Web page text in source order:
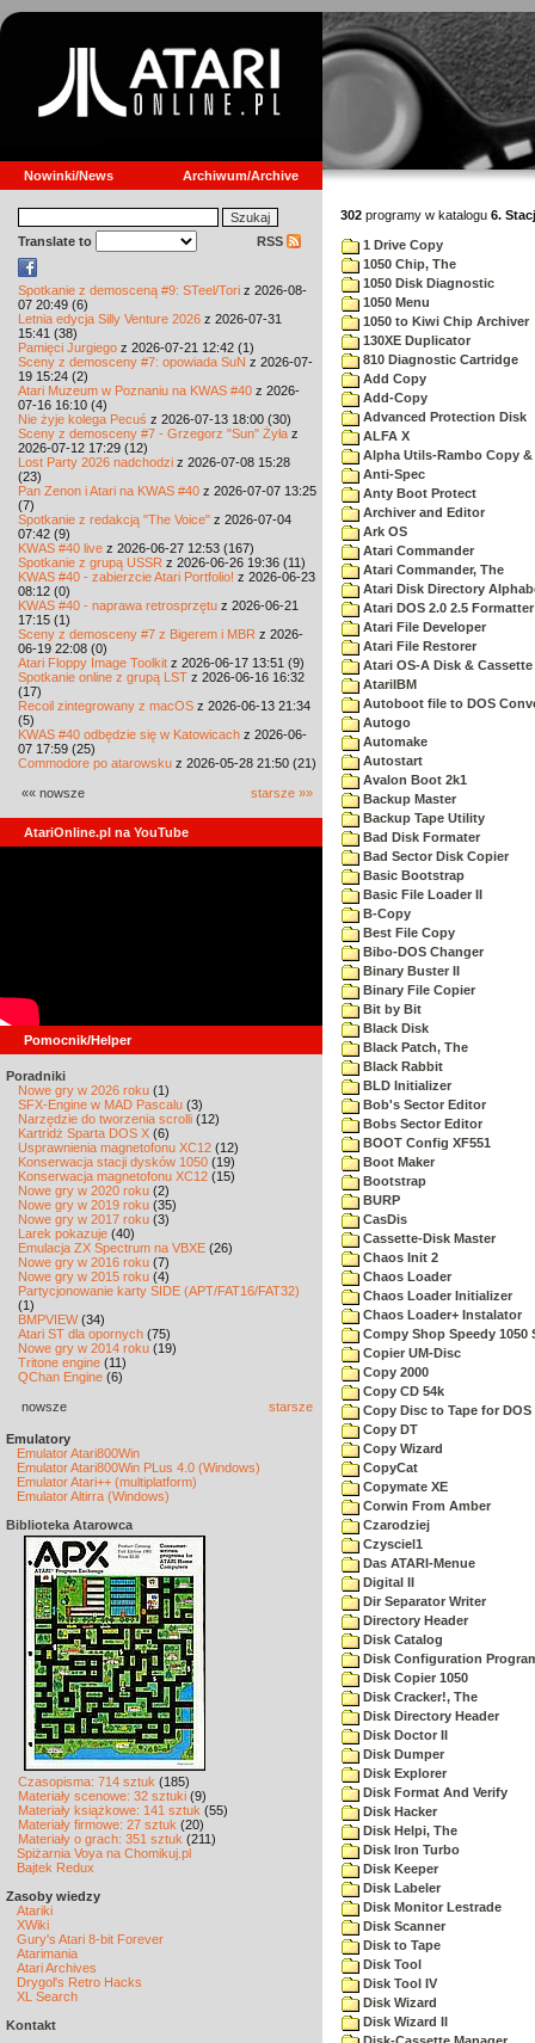
Nowinki/News Archiwum/Archive
Translate to RSS
Spotkanie z demosceną #9: STeel/Tori z 2026-08-
07 20:49 (6)
Letnia edycja Silly Venture 2026 z 2026-07-31
15:41 (38)
Pamięci Jurgiego z 2026-07-21 12:42 (1)
Sceny z demosceny #7: opowiada SuN z 2026-07-
19 15:24 (2)
Atari Muzeum w Poznaniu na KWAS #40 z 2026-
07-16 16:10 (4)
Nie żyje kolega Pecuś z 2026-07-13 18:00 (30)
Sceny z demosceny #7 - Grzegorz "Sun" Żyła z
2026-07-12 17:29 (12)
Lost Party 2026 nadchodzi z 2026-07-08 15:28
(23)
Pan Zenon i Atari na KWAS #40 z 2026-07-07 13:25
(7)
Spotkanie z redakcją "The Voice" z 2026-07-04
07:42 (9)
KWAS #40 live z 2026-06-27 12:53 (167)
Spotkanie z grupą USSR z 2026-06-26 19:36 (11)
KWAS #40 - zabierzcie Atari Portfolio! z 2026-06-23
08:12 (0)
KWAS #40 - naprawa retrosprzętu z 2026-06-21
17:15 (1)
Sceny z demosceny #7 z Bigerem i MBR z 2026-
06-19 22:08 (0)
Atari Floppy Image Toolkit z 2026-06-17 13:51 (9)
Spotkanie online z grupą LST z 2026-06-16 16:32
(17)
Recoil zintegrowany z macOS z 2026-06-13 21:34
(5)
KWAS #40 odbędzie się w Katowicach z 2026-06-
07 17:59 (25)
Commodore po atarowsku z 2026-05-28 21:50 (21)
«« nowsze starsze »»
AtariOnline.pl na YouTube
Pomocnik/Helper
Poradniki
Nowe gry w 2026 roku (1)
SFX-Engine w MAD Pascalu (3)
Narzędzie do tworzenia scrolli (12)
Kartridż Sparta DOS X (6)
Usprawnienia magnetofonu XC12 (12)
Konserwacja stacji dysków 1050 (19)
Konserwacja magnetofonu XC12 (15)
Nowe gry w 2020 roku (2)
Nowe gry w 2019 roku (35)
Nowe gry w 2017 roku (3)
Larek pokazuje (40)
Emulacja ZX Spectrum na VBXE (26)
Nowe gry w 2016 roku (7)
Nowe gry w 2015 roku (4)
Partycjonowanie karty SIDE (APT/FAT16/FAT32)
(1)
BMPVIEW(34)
Atari ST dla opornych (75)
Nowe gry w 2014 roku (19)
Tritone engine (11)
QChan Engine (6)
nowsze starsze
Emulatory
Emulator Atari800Win
Emulator Atari800Win PLus 4.0 (Windows)
Emulator Atari++ (multiplatform)
Emulator Altirra (Windows)
Biblioteka Atarowca
Czasopisma: 714 sztuk (185)
Materiały scenowe: 32 sztuki (9)
Materiały książkowe: 141 sztuk (55)
Materiały firmowe: 27 sztuk (20)
Materiały o grach: 351 sztuk (211)
Spiżarnia Voya na Chomikuj.pl
Bajtek Redux
Zasoby wiedzy
Atariki
XWiki
Gury's Atari 8-bit Forever
Atarimania
Atari Archives
Drygol's Retro Hacks
XL Search
Kontakt
302 programy w katalogu 6.
1 Drive Copy
1050 Chip, The
1050 Disk Diagnostic
1050 Menu
1050 to Kiwi Chip Archiver
130XE Duplicator
810 Diagnostic Cartridge
Add Copy
Add-Copy
Advanced Protection Disk
ALFA X
Alpha Utils-Rambo Copy
Anti-Spec
Anty Boot Protect
Archiver and Editor
Ark OS
Atari Commander
Atari Commander, The
Atari Disk Directory
Atari DOS 2.0 2.5 Formatter
Atari File Developer
Atari File Restorer
Atari OS-A Disk &
AtariIBM
Autoboot file to DOS
Autogo
Automake
Autostart
Avalon Boot 2k1
Backup Master
Backup Tape Utility
Bad Disk Formater
Bad Sector Disk Copier
Basic Bootstrap
Basic File Loader II
B-Copy
Best File Copy
Bibo-DOS Changer
Binary Buster II
Binary File Copier
Bit by Bit
Black Disk
Black Patch, The
Black Rabbit
BLD Initializer
Bob's Sector Editor
Bobs Sector Editor
BOOT Config XF551
Boot Maker
Bootstrap
BURP
CasDis
Cassette-Disk Master
Chaos Init 2
Chaos Loader
Chaos Loader Initializer
Chaos Loader+ Instalator
Compy Shop Speedy 1050
Copier UM-Disc
Copy 2000
Copy CD 54k
Copy Disc to Tape for DOS
Copy DT
Copy Wizard
CopyCat
Copymate XE
Corwin From Amber
Czarodziej
Czysciel1
Das ATARI-Menue
Digital II
Dir Separator Writer
Directory Header
Disk Catalog
Disk Configuration
Disk Copier 1050
Disk Cracker!, The
Disk Directory Header
Disk Doctor II
Disk Dumper
Disk Explorer
Disk Format And Verify
Disk Hacker
Disk Helpi, The
Disk Iron Turbo
Disk Keeper
Disk Labeler
Disk Monitor Lestrade
Disk Scanner
Disk to Tape
Disk Tool
Disk Tool IV
Disk Wizard
Disk Wizard II